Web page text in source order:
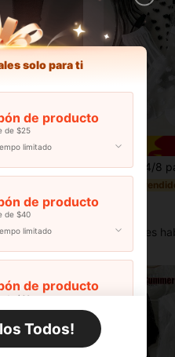
estilo de fiesta, adecuados para atuendos de fiesta, regalo de Navidad para mujeres -11% 2/4/8 pares de calcetines casuales de
#2 Más
Clientes
solo para ti
de producto
de $25
limitado
de producto
de $40
limitado
de producto
de $60
Todos!